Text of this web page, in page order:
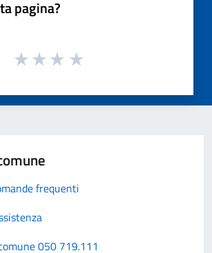
pagina?
frequenti
050 719.111